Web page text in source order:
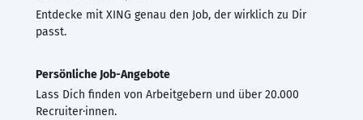
Entdecke mit XING genau den Job, der wirklich zu Dir
passt.
Persönliche Job-Angebote
Lass Dich finden von Arbeitgebern und über 20.000
Recruiter·innen.